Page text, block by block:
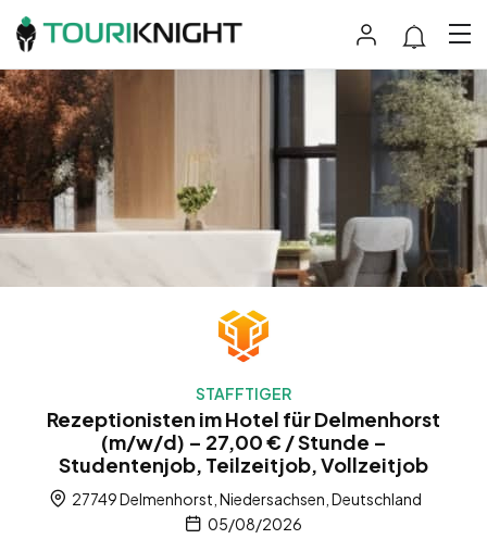
STAFFTIGER
Rezeptionisten im Hotel für Delmenhorst
(m/w/d) – 27,00 € / Stunde –
Studentenjob, Teilzeitjob, Vollzeitjob
27749 Delmenhorst, Niedersachsen, Deutschland
05/08/2026